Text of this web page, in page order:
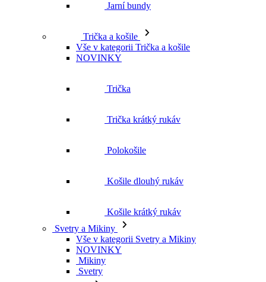
Jarní bundy
Trička a košile
Vše v kategorii Trička a košile
NOVINKY
Trička
Trička krátký rukáv
Polokošile
Košile dlouhý rukáv
Košile krátký rukáv
Svetry a Mikiny
Vše v kategorii Svetry a Mikiny
NOVINKY
Mikiny
Svetry